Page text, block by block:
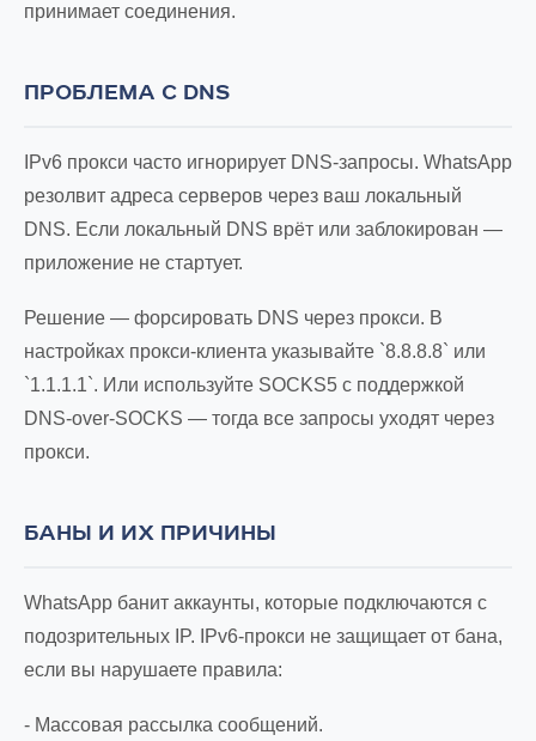
принимает соединения.
ПРОБЛЕМА С DNS
IPv6 прокси часто игнорирует DNS-запросы. WhatsApp
резолвит адреса серверов через ваш локальный
DNS. Если локальный DNS врёт или заблокирован —
приложение не стартует.
Решение — форсировать DNS через прокси. В
настройках прокси-клиента указывайте `8.8.8.8` или
`1.1.1.1`. Или используйте SOCKS5 с поддержкой
DNS-over-SOCKS — тогда все запросы уходят через
прокси.
БАНЫ И ИХ ПРИЧИНЫ
WhatsApp банит аккаунты, которые подключаются с
подозрительных IP. IPv6-прокси не защищает от бана,
если вы нарушаете правила:
- Массовая рассылка сообщений.